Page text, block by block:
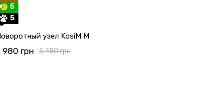
5
5
узел KosiM М
5 480 грн
980 грн